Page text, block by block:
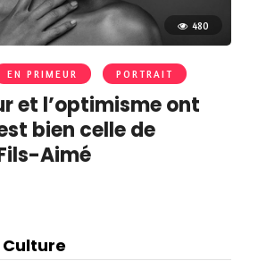
480
EN PRIMEUR PORTRAIT
et l’optimisme ont
bien celle de
Aimé